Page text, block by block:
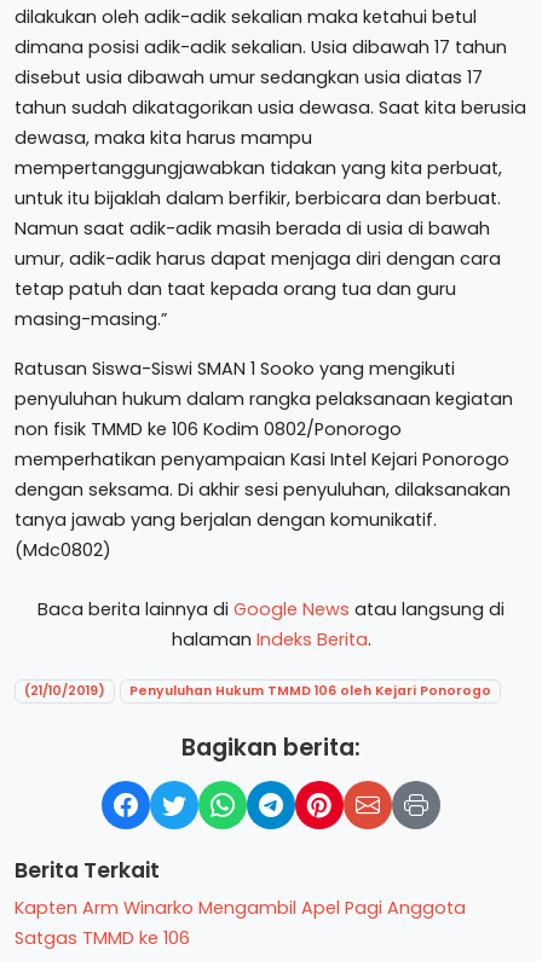
dilakukan oleh adik-adik sekalian maka ketahui betul
dimana posisi adik-adik sekalian. Usia dibawah 17 tahun
disebut usia dibawah umur sedangkan usia diatas 17
tahun sudah dikatagorikan usia dewasa. Saat kita berusia
dewasa, maka kita harus mampu
mempertanggungjawabkan tidakan yang kita perbuat,
untuk itu bijaklah dalam berfikir, berbicara dan berbuat.
Namun saat adik-adik masih berada di usia di bawah
umur, adik-adik harus dapat menjaga diri dengan cara
tetap patuh dan taat kepada orang tua dan guru
masing-masing.”
Ratusan Siswa-Siswi SMAN 1 Sooko yang mengikuti
penyuluhan hukum dalam rangka pelaksanaan kegiatan
non fisik TMMD ke 106 Kodim 0802/Ponorogo
memperhatikan penyampaian Kasi Intel Kejari Ponorogo
dengan seksama. Di akhir sesi penyuluhan, dilaksanakan
tanya jawab yang berjalan dengan komunikatif.
(Mdc0802)
Baca berita lainnya di Google News atau langsung di
halaman Indeks Berita.
(21/10/2019) Penyuluhan Hukum TMMD 106 oleh Kejari Ponorogo
Bagikan berita:
Berita Terkait
Kapten Arm Winarko Mengambil Apel Pagi Anggota
Satgas TMMD ke 106